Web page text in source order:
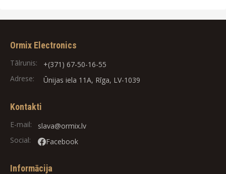
Ormix Electronics
Tālrunis:
+(371) 67-50-16-55
Adrese:
Ūnijas iela 11A, Rīga, LV-1039
Kontakti
E-mail:
slava@ormix.lv
Social:
Facebook
Informācija